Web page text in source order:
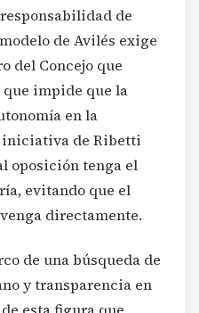
de
de Avilés exige
del Concejo que
impide que la
en la
iniciativa de Ribetti
oposición tenga el
evitando que el
directamente.
de una búsqueda de
y transparencia en